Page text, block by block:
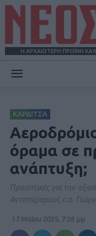
Η ΑΡΧΑΙΟΤΕΡΗ ΠΡΩΪΝΗ
ΚΑΡΔΙΤΣΑ
όραμα σε
ανάπτυξη;
Προοπτικές για την
Αντιπτέραρχος ε.α.
17 Μαΐου 2025, 7:26 μμ